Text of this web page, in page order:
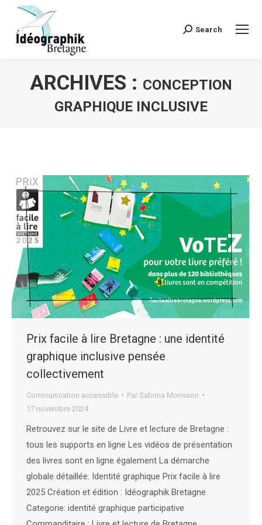
Recherche
Search
ARCHIVES : CONCEPTION
GRAPHIQUE INCLUSIVE
Prix facile à lire Bretagne : une identité
graphique inclusive pensée
collectivement
Communication accessible Par Sabrina Morisson
17 novembre 2024
Retrouvez sur le site de Livre et lecture de Bretagne :
tous les supports en ligne Les vidéos de présentation
des livres sont en ligne également La démarche
globale détaillée. Identité graphique Prix facile à lire
2025 Création et édition : Idéographik Bretagne
Categorie: identité graphique participative